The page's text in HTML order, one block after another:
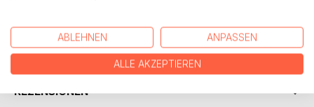
PRESSESTIMMEN
REZENSIONEN
ABLEHNEN ANPASSEN
ALLE AKZEPTIEREN